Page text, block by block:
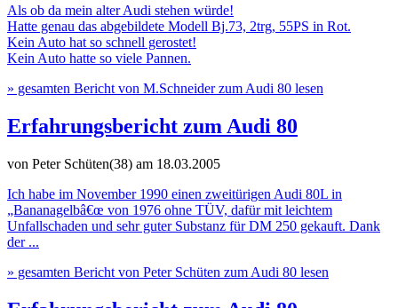
Als ob da mein alter Audi stehen würde!
Hatte genau das abgebildete Modell Bj.73, 2trg, 55PS in Rot.
Kein Auto hat so schnell gerostet!
Kein Auto hatte so viele Pannen.
» gesamten Bericht von M.Schneider zum Audi 80 lesen
Erfahrungsbericht zum Audi 80
von Peter Schüten(38) am 18.03.2005
Ich habe im November 1990 einen zweitürigen Audi 80L in
„Bananagelbâ€œ von 1976 ohne TÜV, dafür mit leichtem
Unfallschaden und sehr guter Substanz für DM 250 gekauft. Dank
der ...
» gesamten Bericht von Peter Schüten zum Audi 80 lesen